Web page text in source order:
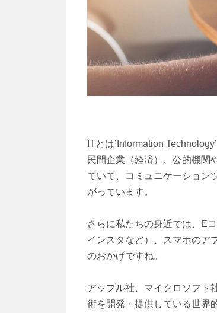
ITとは’Information
民間企業（経済）、公的機関
ていて、コミュニケーション
がっています。
さらに私たちの身近では、E
インスタなど）、スマホのア
のおかげですね。
アップル社、マイクロソフト
術を開発・提供している世界